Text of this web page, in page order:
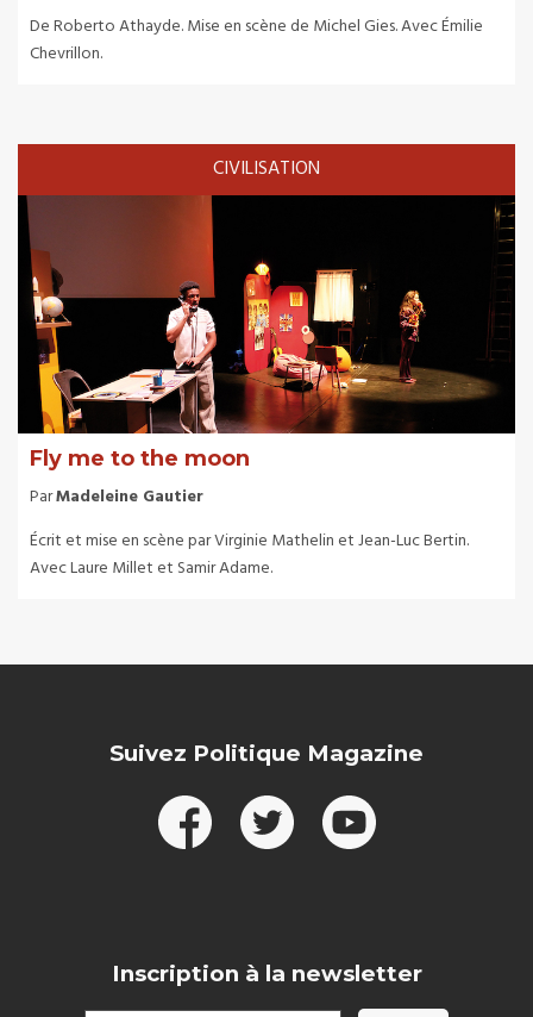
De Roberto Athayde. Mise en scène de Michel Gies. Avec Émilie
Chevrillon.
CIVILISATION
Fly me to the moon
ParMadeleine Gautier
Écrit et mise en scène par Virginie Mathelin et Jean-Luc Bertin.
Avec Laure Millet et Samir Adame.
Suivez Politique Magazine
Inscription à la newsletter